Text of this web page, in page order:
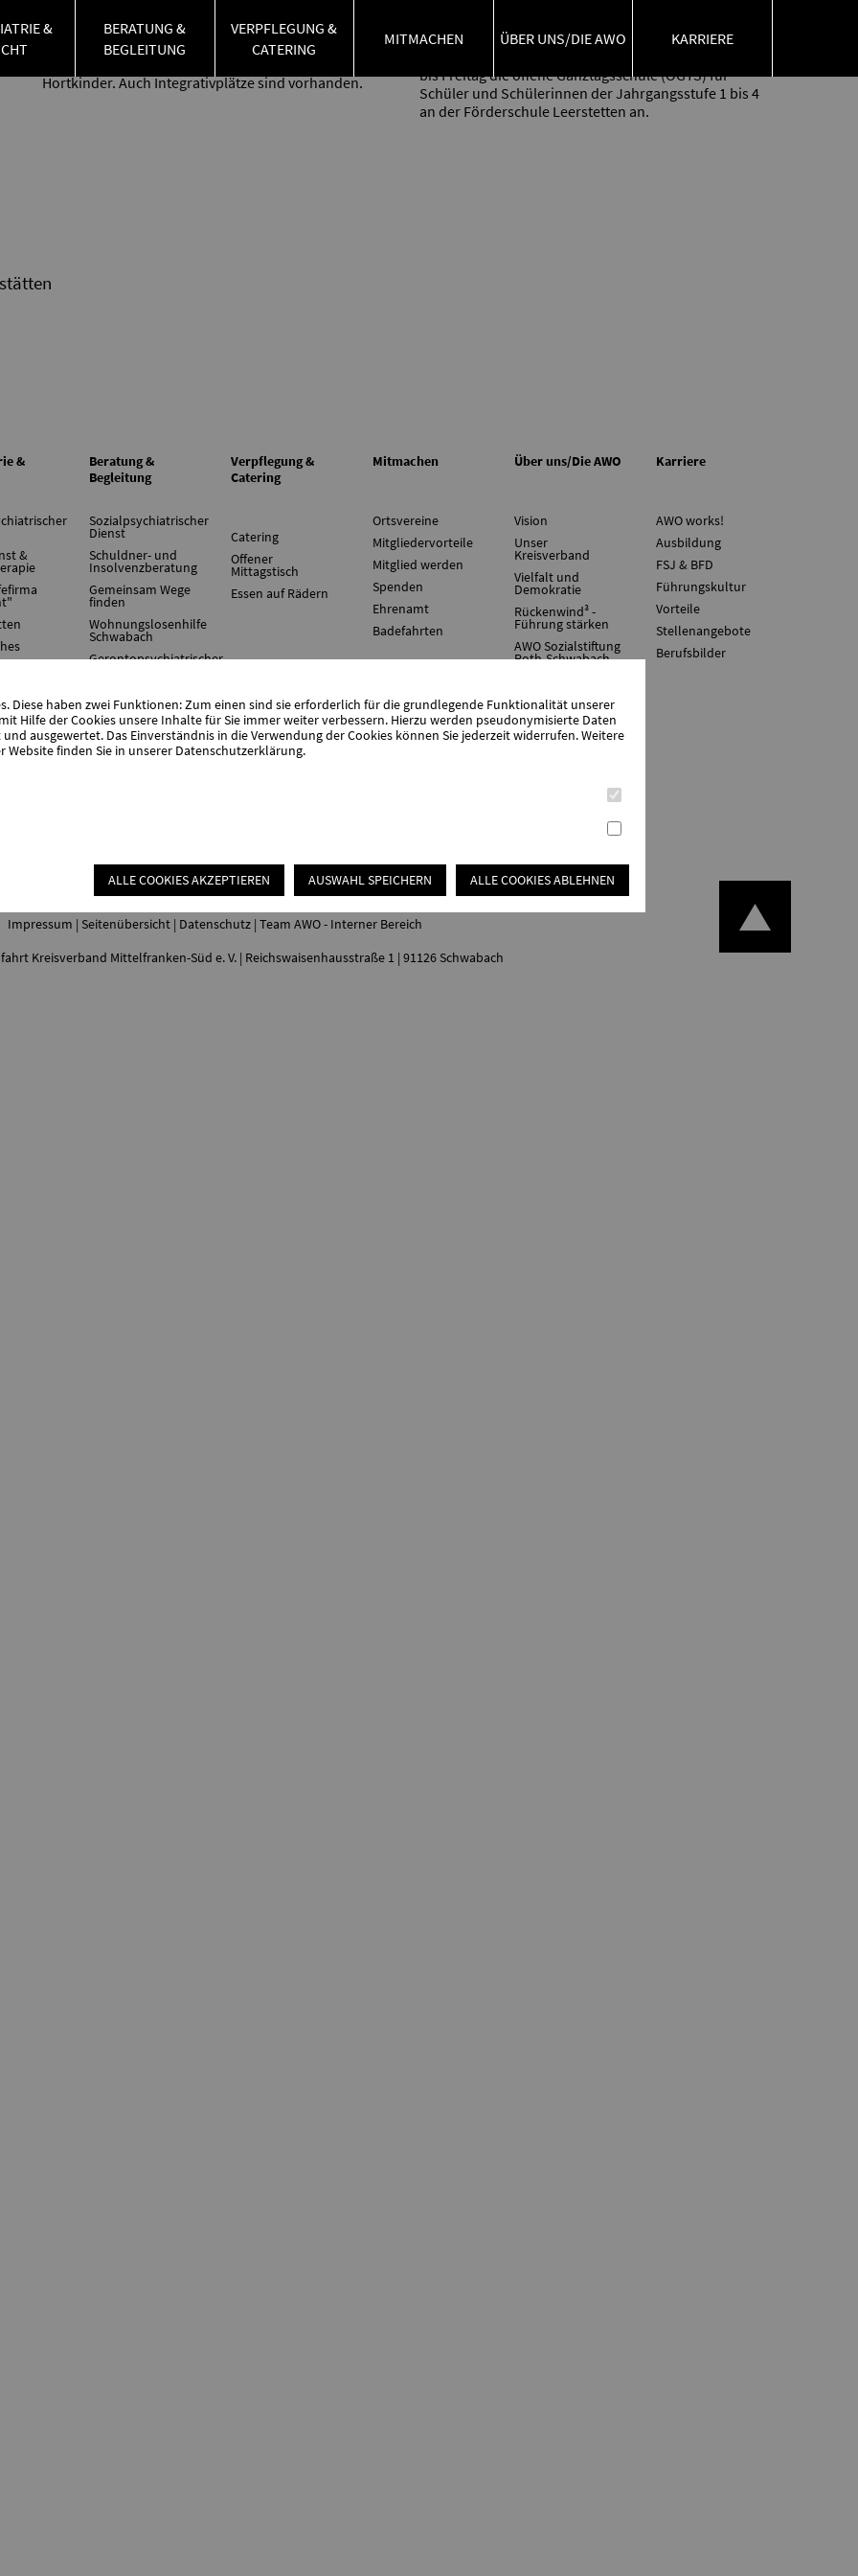
Das "Haus für Kinder" befindet sich direkt hinter der
Grundschule Rohr und bietet Platz für 12
Hortkinder. Auch Integrativplätze sind vorhanden.
bis Freitag die offene Ganztagsschule (OGTS) für
Schüler und Schülerinnen der Jahrgangsstufe 1 bis 4
an der Förderschule Leerstetten an.
&
&
Beratung &
Begleitung
Sozialpsychiatrischer
Dienst
Schuldner- und
Insolvenzberatung
Gemeinsam Wege
finden
Wohnungslosenhilfe
Schwabach
Gerontopsychiatrischer
Verpflegung &
Catering
Catering
Offener
Mittagstisch
Essen auf Rädern
Mitmachen
Ortsvereine
Mitgliedervorteile
Mitglied werden
Spenden
Ehrenamt
Badefahrten
Über uns/Die AWO
Vision
Unser
Kreisverband
Vielfalt und
Demokratie
Rückenwind³ -
Führung stärken
AWO Sozialstiftung
Roth-Schwabach
Karriere
AWO works!
Ausbildung
FSJ & BFD
Führungskultur
Vorteile
Stellenangebote
Berufsbilder
Impressum | Seitenübersicht| Datenschutz| Team AWO - Interner Bereich
Kreisverband Mittelfranken-Süd e. V. | Reichswaisenhausstraße 1 | 91126 Schwabach
&
BERATUNG &
BEGLEITUNG
VERPFLEGUNG &
CATERING
MITMACHEN ÜBER UNS/DIE AWO KARRIERE
Diese haben zwei Funktionen: Zum einen sind sie erforderlich für die grundlegende Funktionalität unserer
Hilfe der Cookies unsere Inhalte für Sie immer weiter verbessern. Hierzu werden pseudonymisierte Daten
ausgewertet. Das Einverständnis in die Verwendung der Cookies können Sie jederzeit widerrufen. Weitere
Website finden Sie in unserer Datenschutzerklärung.
ALLE COOKIES ABLEHNEN
AUSWAHL SPEICHERN
ALLE COOKIES AKZEPTIEREN